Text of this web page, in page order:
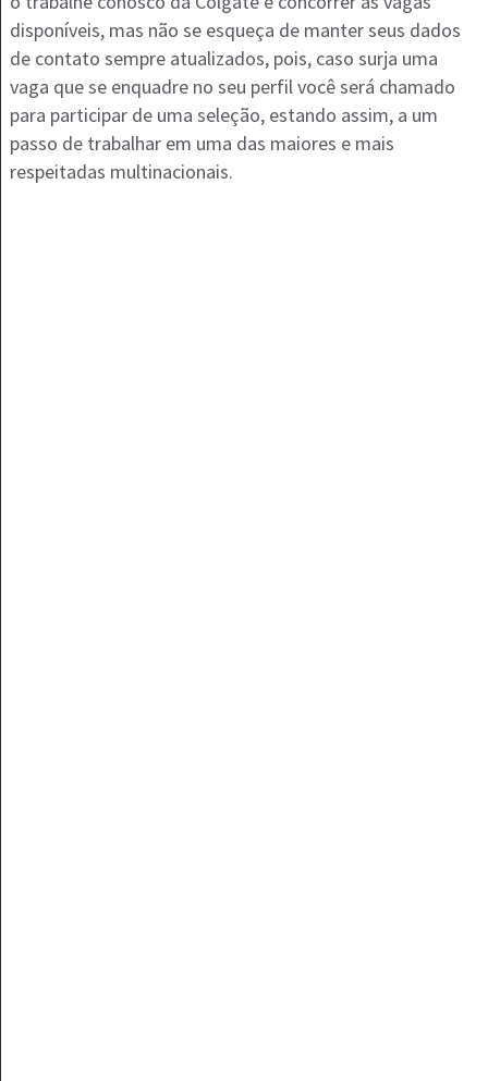
disponíveis, mas não se esqueça de manter seus dados
de contato sempre atualizados, pois, caso surja uma
vaga que se enquadre no seu perfil você será chamado
para participar de uma seleção, estando assim, a um
passo de trabalhar em uma das maiores e mais
respeitadas multinacionais.